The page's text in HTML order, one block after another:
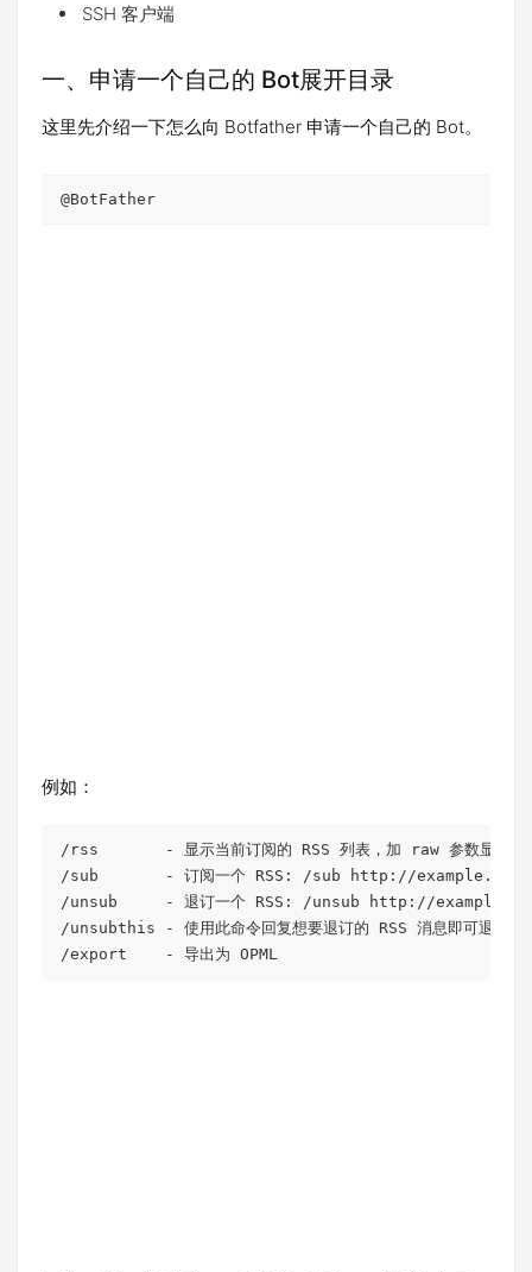
SSH 客户端
一、申请一个自己的 Bot展开目录
这里先介绍一下怎么向 Botfather 申请一个自己的 Bot。
例如：
/rss       - 显示当前订阅的 RSS 列表，加 raw 参数显示链
/sub       - 订阅一个 RSS:
/sub http:/ /example.com/
/unsub     - 退订一个 RSS:
/unsub http:/ /
/unsubthis - 使用此命令回复想要退订的 RSS 消息即可退订,
/export
    - 导出为 OPML